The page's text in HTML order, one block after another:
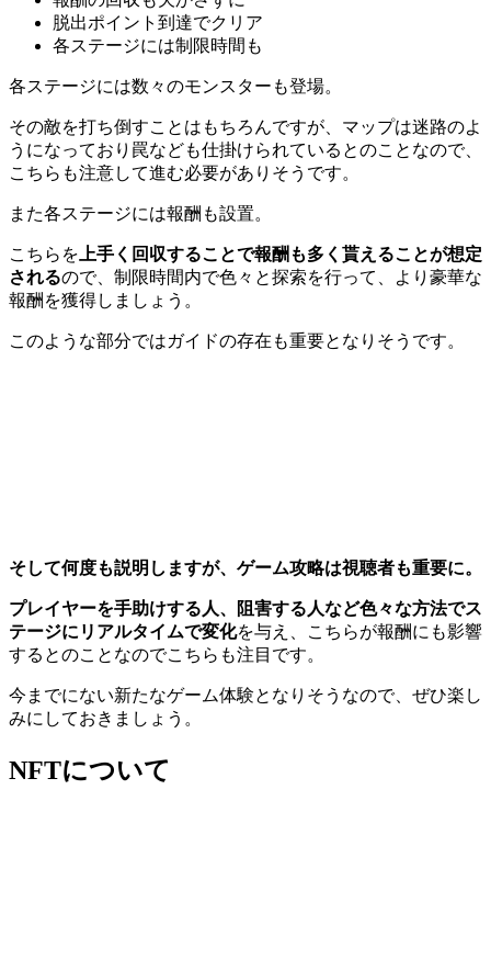
脱出ポイント到達でクリア
各ステージには制限時間も
各ステージには数々のモンスターも登場。
その敵を打ち倒すことはもちろんですが、マップは迷路のよ
うになっており罠なども仕掛けられている とのことなので、
こちらも注意して進む必要がありそうです。
また各ステージには報酬も設置。
こちらを 上手く回収することで報酬も多く貰えることが想定
されるので、制限時間内で色々と探索を行って、より豪華な
報酬を獲得しましょう。
このような部分ではガイドの存在も重要となりそうです。
そして何度も説明しますが、ゲーム攻略は視聴者も重要に。
プレイヤーを手助けする人、阻害する人など色々な方法でス
テージにリアルタイムで変化を与え、こちらが報酬にも影響
するとのことなのでこちらも注目です。
今までにない新たなゲーム体験となりそうなので、ぜひ楽し
みにしておきましょう。
NFTについて